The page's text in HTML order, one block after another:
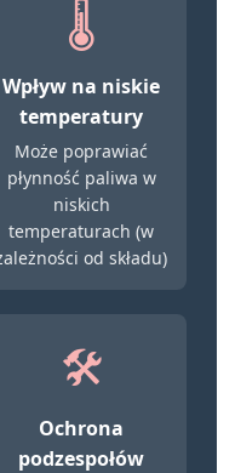
🌡️
Wpływ na niskie
temperatury
Może poprawiać
płynność paliwa w
niskich
temperaturach (w
od składu)
🛠️
Ochrona
podzespołów